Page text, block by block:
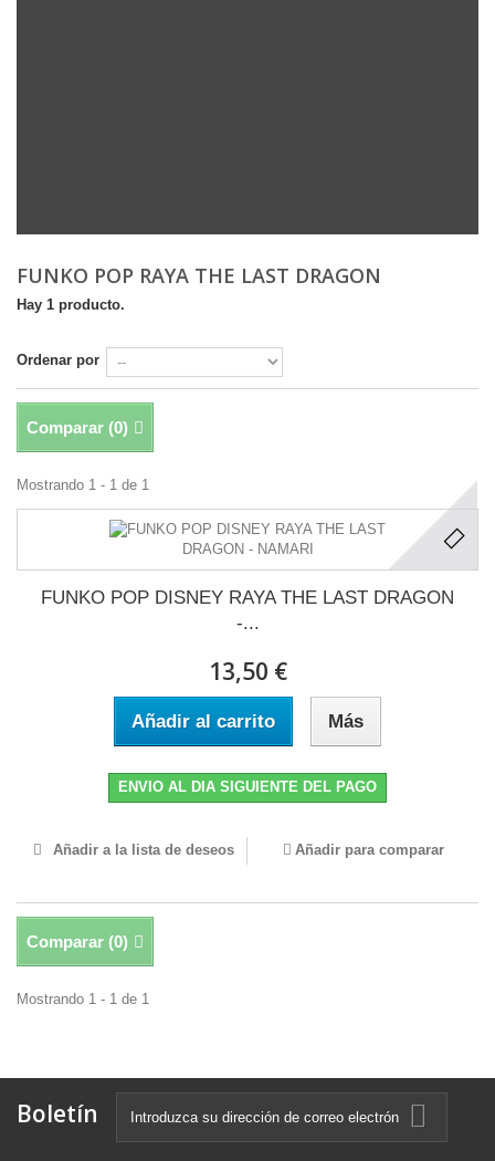
FUNKO POP RAYA THE LAST DRAGON
Hay 1 producto.
Ordenar por
Comparar (0)
Mostrando 1 - 1 de 1
FUNKO POP DISNEY RAYA THE LAST DRAGON
-...
13,50 €
Añadir al carrito Más
ENVIO AL DIA SIGUIENTE DEL PAGO
Añadir a la lista de deseos Añadir para comparar
Comparar (0)
Mostrando 1 - 1 de 1
Boletín